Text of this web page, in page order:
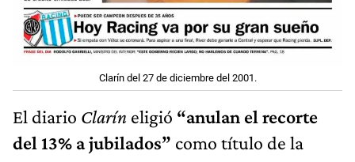
Clarín del 27 de diciembre del 2001.
El diario Clarín eligió “anulan el recorte
del 13% a jubilados” como título de la